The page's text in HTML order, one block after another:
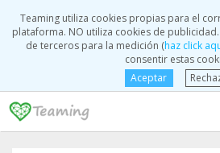
Teaming utiliza cookies propias para el
plataforma. NO utiliza cookies de
de terceros para la medición (haz click
consentir estas
Aceptar